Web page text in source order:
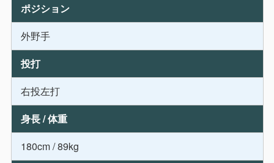
ポジション
外野手
投打
右投左打
身長 / 体重
180cm / 89kg